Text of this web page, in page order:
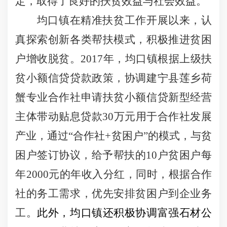
均口镇在精准扶贫工作开展以来，认
真探索创新各类帮扶模式，积极推进贫困
户增收脱贫。 2017年，均口镇根据上级扶
贫小额信贷贷款政策，协调建宁县莲乡荷
蟹专业合作社申请扶贫小额信贷新型经营
主体带动贴息贷款30万元用于合作社发展
产业，通过“合作社+贫困户”的模式，与贫
困户签订协议，给予帮扶的10 户贫困户每
年2000元的年收入分红，同时，根据合作
社的务工需求，优先安排贫困户到企业务
工。 此外，均口镇还积极协调富强石材公